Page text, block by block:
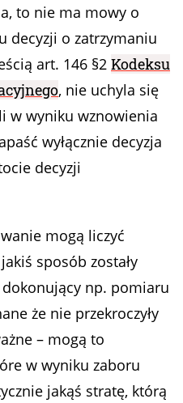
to nie ma mowy o
decyzji o zatrzymaniu
art. 146 §2 Kodeksu
, nie uchyla się
w wyniku wznowienia
wyłącznie decyzja
decyzji
mogą liczyć
sposób zostały
np. pomiaru
że nie przekroczyły
– mogą to
w wyniku zaboru
jakąś stratę, którą